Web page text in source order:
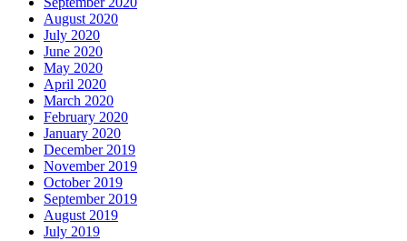
August 2020
July 2020
June 2020
May 2020
April 2020
March 2020
February 2020
January 2020
December 2019
November 2019
October 2019
September 2019
August 2019
July 2019